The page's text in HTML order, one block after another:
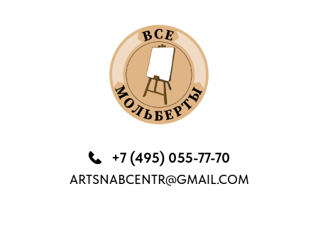
+7 (495) 055-77-70
ARTSNABCENTR@GMAIL.COM